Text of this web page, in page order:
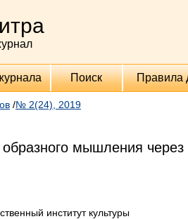
Поиск Правила
/№ 2(24), 2019
мышления через
институт культуры